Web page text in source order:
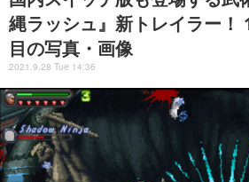
縄ラッシュ』新トレイラー！
目の写真・画像
2021.9.28 Tue 14:36